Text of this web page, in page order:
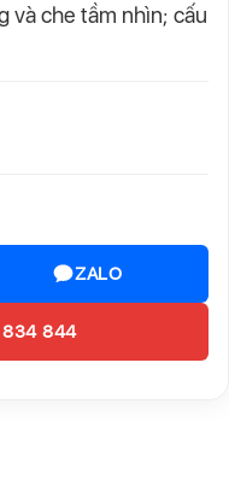
và che tầm nhìn; cấu
ZALO
834 844